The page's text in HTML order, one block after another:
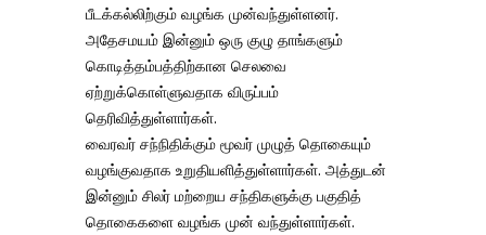
பீடக்கல்லிற்கும் வழங்க முன்வந்துள்ளனர்.
அதேசமயம் இன்னும் ஒரு குழு தாங்களும்
கொடித்தம்பத்திற்கான செலவை
ஏற்றுக்கொள்ளுவதாக விருப்பம்
தெரிவித்துள்ளார்கள்.
வைரவர் சந்நிதிக்கும் மூவர் முழுத் தொகையும்
வழங்குவதாக உறுதியளித்துள்ளார்கள். அத்துடன்
இன்னும் சிலர் மற்றைய சந்திகளுக்கு பகுதித்
தொகைகளை வழங்க முன் வந்துள்ளார்கள்.